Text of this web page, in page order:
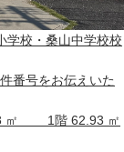
学校・桑山中学校校
番号をお伝えいた
㎡ 1階 62.93 ㎡